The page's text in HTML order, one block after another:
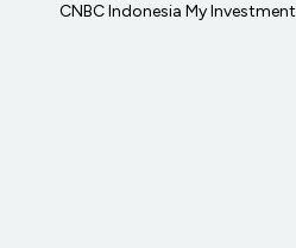
CNBC Indonesia My Investment